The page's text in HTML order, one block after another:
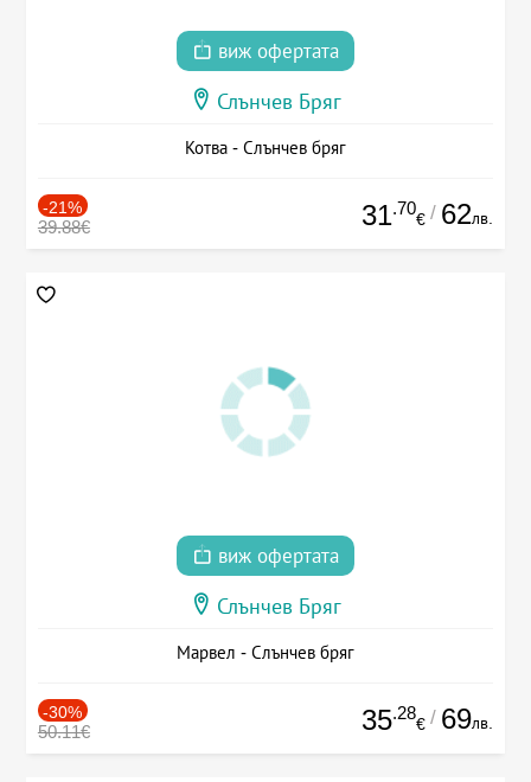
виж офертата
Слънчев Бряг
Котва - Слънчев бряг
-21%
39.88€ 31.70
€ / 62лв.
виж офертата
Слънчев Бряг
Марвел - Слънчев бряг
-30%
50.11€ 35.28
€ / 69лв.